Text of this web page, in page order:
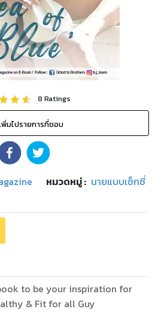
8 Ratings
พิ่มไปรายการที่ชอบ
หมวดหมู่: นายแบบเซ็กซี่
to be your inspiration for
& Fit for all Guy